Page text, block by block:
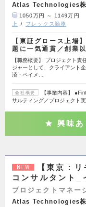
Atlas Technologies株
1050万円 ～ 1149万円
上
フレックス勤務
【東証グロース上
題に一気通貫／創業
【職務概要】 プロジェクト責
ジャーとして、クライアント
済・ペイメ…
会社概要
【事業内容】
サルティング／プロジェクト
興味あ
NEW
【東京：
コンサルタント_
プロジェクトマネー
Atlas Technologies株